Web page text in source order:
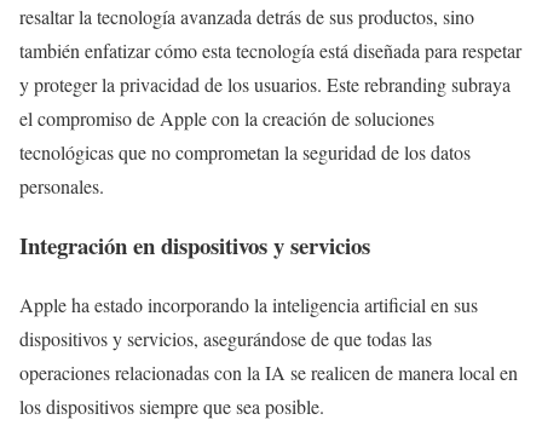
resaltar la tecnología avanzada detrás de sus productos, sino
también enfatizar cómo esta tecnología está diseñada para respetar
y proteger la privacidad de los usuarios. Este rebranding subraya
el compromiso de Apple con la creación de soluciones
tecnológicas que no comprometan la seguridad de los datos
personales.
Integración en dispositivos y servicios
Apple ha estado incorporando la inteligencia artificial en sus
dispositivos y servicios, asegurándose de que todas las
operaciones relacionadas con la IA se realicen de manera local en
los dispositivos siempre que sea posible.